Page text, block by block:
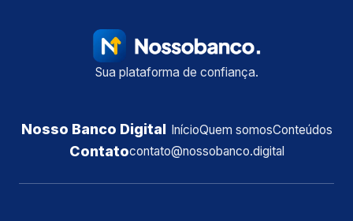
Sua plataforma de confiança.
Nosso Banco Digital InícioQuem somosConteúdos
Contatocontato@nossobanco.digital